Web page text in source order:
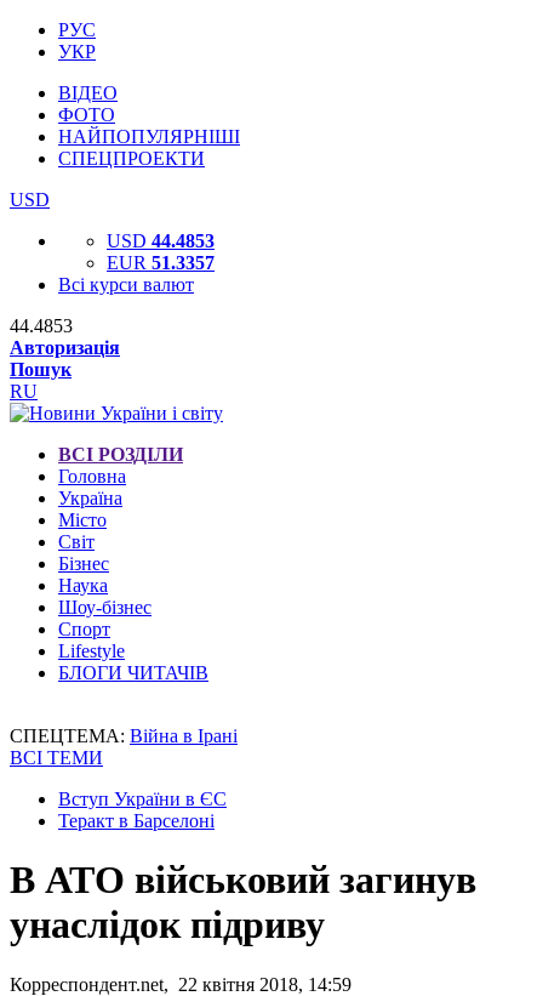
РУС
УКР
ВІДЕО
ФОТО
НАЙПОПУЛЯРНІШІ
СПЕЦПРОЕКТИ
USD
USD 44.4853
EUR 51.3357
Всі курси валют
44.4853
Авторизація
Пошук
RU
ВСІ РОЗДІЛИ
Головна
Україна
Місто
Світ
Бізнес
Наука
Шоу-бізнес
Спорт
Lifestyle
БЛОГИ ЧИТАЧІВ
СПЕЦТЕМА: Війна в Ірані
ВСІ ТЕМИ
Вступ України в ЄС
Теракт в Барселоні
В АТО військовий загинув
унаслідок підриву
Корреспондент.net, 22 квітня 2018, 14:59